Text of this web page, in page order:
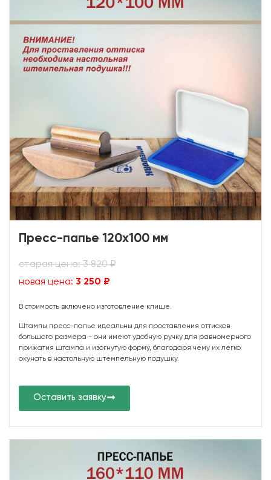
Пресс-папье 120х100 мм
старая цена: 3 820 ₽
новая цена: 3 250 ₽
В стоимость включено изготовление клише.
Штампы пресс-папье идеальны для проставления оттисков
большого размера - они имеют удобную ручку для равномерного
прижатия штампа и изогнутую форму, благодаря чему их легко
окунать в настольную штемпельную подушку.
Оставить заявку